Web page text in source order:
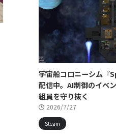
宇宙船コロニーシム
配信中。AI制御のイベ
組員を守り抜く
2026/7/27
Steam